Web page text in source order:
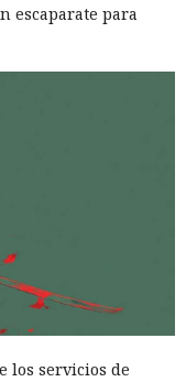
escaparate para
los servicios de